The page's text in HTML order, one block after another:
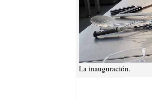
La inauguración.